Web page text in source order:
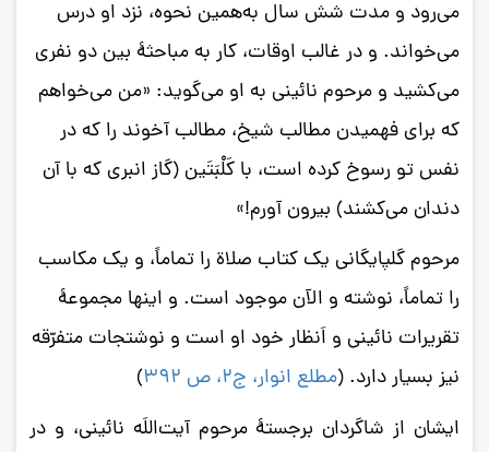
می‌رود و مدت شش سال به‌همین نحوه، نزد او درس
می‌خواند. و در غالب اوقات، کار به مباحثۀ بین دو نفری
می‌کشید و مرحوم نائینی به او می‌گوید: «من می‌خواهم
که برای فهمیدن مطالب شیخ، مطالب آخوند را که در
نفس تو رسوخ کرده است، با کَلْبَتَین (گاز انبری که با آن
دندان می‌کشند) بیرون آورم!»
مرحوم گلپایگانی یک کتاب صلاة را تماماً، و یک مکاسب
را تماماً، نوشته و الآن موجود است. و اینها مجموعۀ
تقریرات نائینی و اَنظار خود او است و نوشتجات متفرّقه
نیز بسیار دارد. (مطلع انوار، ج2، ص 392
)
ایشان از شاگردان برجستۀ مرحوم آیت‌اللَه نائینی، و در